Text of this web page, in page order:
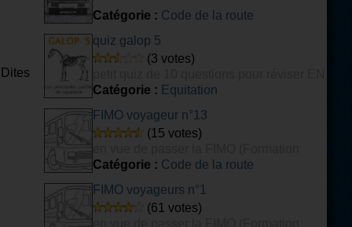
Catégorie : Code de la route
quiz galop 5
(3 votes)
PARTIE son galop 5
Catégorie : Equitation
FIMO voyageur n°13
(15 votes)
Initiale Minimale Obligatoire) voyageurs.
Catégorie : Code de la route
FIMO voyageurs n°1
(61 votes)